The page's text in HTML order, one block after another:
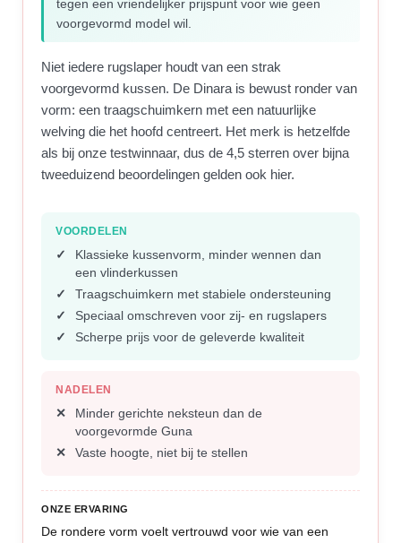
tegen een vriendelijker prijspunt voor wie geen
voorgevormd model wil.
Niet iedere rugslaper houdt van een strak
voorgevormd kussen. De Dinara is bewust ronder van
vorm: een traagschuimkern met een natuurlijke
welving die het hoofd centreert. Het merk is hetzelfde
als bij onze testwinnaar, dus de 4,5 sterren over bijna
tweeduizend beoordelingen gelden ook hier.
VOORDELEN
Klassieke kussenvorm, minder wennen dan
een vlinderkussen
Traagschuimkern met stabiele ondersteuning
Speciaal omschreven voor zij- en rugslapers
Scherpe prijs voor de geleverde kwaliteit
NADELEN
Minder gerichte neksteun dan de
voorgevormde Guna
Vaste hoogte, niet bij te stellen
ONZE ERVARING
De rondere vorm voelt vertrouwd voor wie van een